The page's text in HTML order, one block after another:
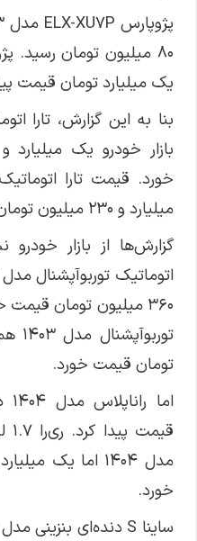
یک میلیارد تومان قیمت
میلیارد و ۲۳۰ میلیون تومان رسید.
تومان قیمت خورد.
خورد.